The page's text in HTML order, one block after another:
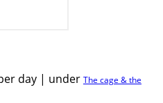
day | under The cage & the